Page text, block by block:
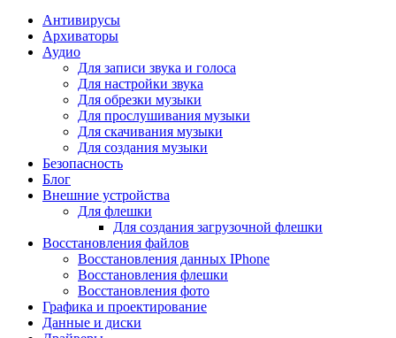
Антивирусы
Архиваторы
Аудио
Для записи звука и голоса
Для настройки звука
Для обрезки музыки
Для прослушивания музыки
Для скачивания музыки
Для создания музыки
Безопасность
Блог
Внешние устройства
Для флешки
Для создания загрузочной флешки
Восстановления файлов
Восстановления данных IPhone
Восстановления флешки
Восстановления фото
Графика и проектирование
Данные и диски